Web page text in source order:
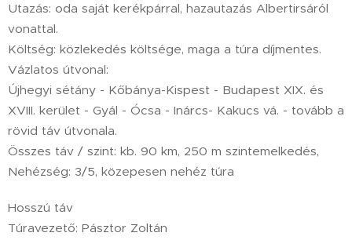
Utazás: oda saját kerékpárral, hazautazás Albertirsáról
vonattal.
Költség: közlekedés költsége, maga a túra díjmentes.
Vázlatos útvonal:
Újhegyi sétány - Kőbánya-Kispest - Budapest XIX. és
XVIII. kerület - Gyál - Ócsa - Inárcs- Kakucs vá. - tovább a
rövid táv útvonala.
Összes táv / szint: kb. 90 km, 250 m szintemelkedés,
Nehézség: 3/5, közepesen nehéz túra
Hosszú táv
Túravezető: Pásztor Zoltán